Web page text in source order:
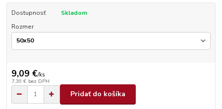
Dostupnosť
Skladom
Rozmer
9,09 €/ks
7,39 € bez DPH
Pridať do košíka